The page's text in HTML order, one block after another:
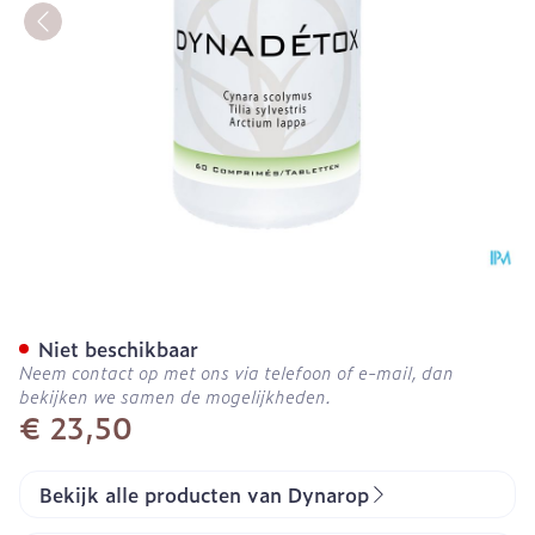
€ 23,50
Niet beschikbaar
Neem contact op met ons via telefoon of e-mail, dan
bekijken we samen de mogelijkheden.
Bekijk alle producten van Dynarop